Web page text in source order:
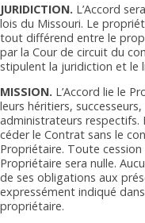
JURIDICTION. L’Accord
lois du Missouri. Le
tout différend entre le
par la Cour de circuit du
stipulent la juridiction et le
MISSION. L’Accord lie le
leurs héritiers,
administrateurs respectifs.
céder le Contrat sans le
Propriétaire. Toute
Propriétaire sera nulle.
de ses obligations aux
expressément indiqué
propriétaire.